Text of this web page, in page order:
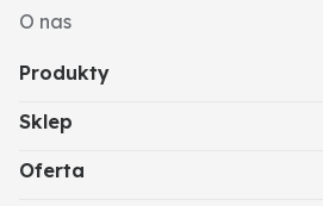
O nas
Produkty
Sklep
Oferta